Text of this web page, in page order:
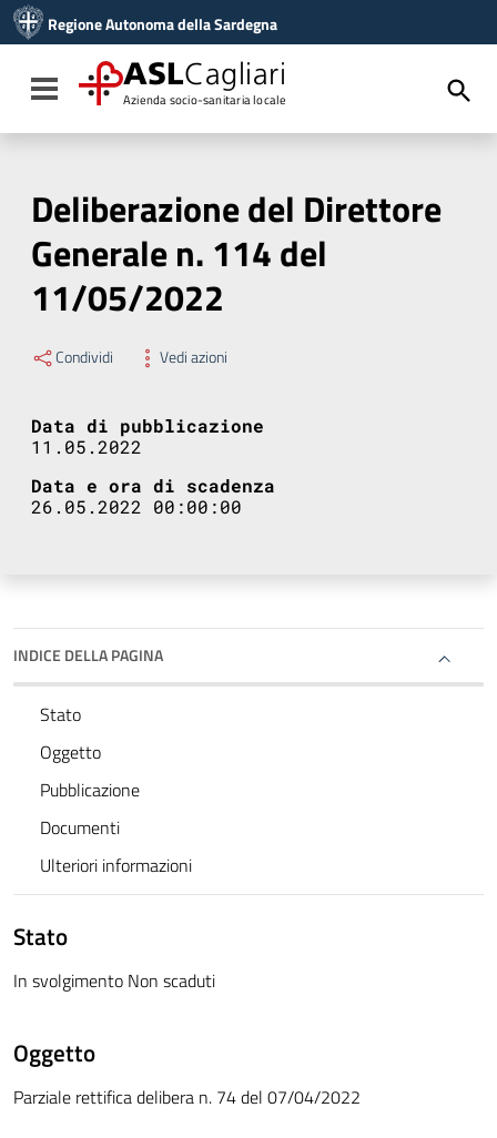
Vai al menu di navigazione
Vai al footer
Regione Autonoma della Sardegna
Toggle navigation
ASLCagliari
Azienda socio-sanitaria locale
Deliberazione del Direttore
Generale n. 114 del
11/05/2022
Condividi Vedi azioni
Data di pubblicazione
11.05.2022
Data e ora di scadenza
26.05.2022 00:00:00
INDICE DELLA PAGINA
Stato
Oggetto
Pubblicazione
Documenti
Ulteriori informazioni
Stato
In svolgimento Non scaduti
Oggetto
Parziale rettifica delibera n. 74 del 07/04/2022